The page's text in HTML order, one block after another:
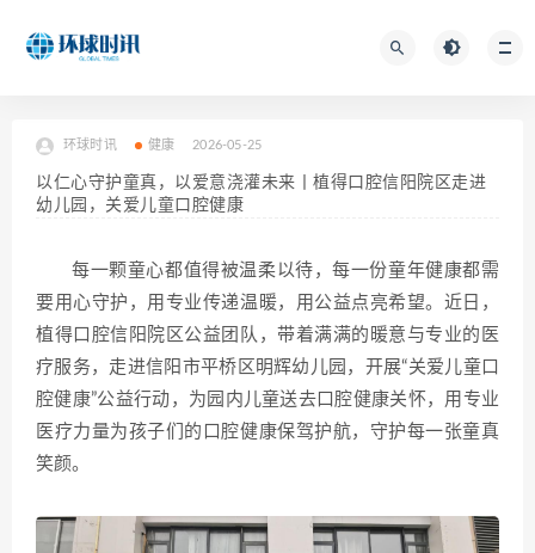
环球时讯 健康 2026-05-25
以仁心守护童真，以爱意浇灌未来丨植得口腔信阳院区走进
幼儿园，关爱儿童口腔健康
每一颗童心都值得被温柔以待，每一份童年健康都需
要用心守护，用专业传递温暖，用公益点亮希望。近日，
植得口腔信阳院区公益团队，带着满满的暖意与专业的医
疗服务，走进信阳市平桥区明辉幼儿园，开展“关爱儿童口
腔健康”公益行动，为园内儿童送去口腔健康关怀，用专业
医疗力量为孩子们的口腔健康保驾护航，守护每一张童真
笑颜。